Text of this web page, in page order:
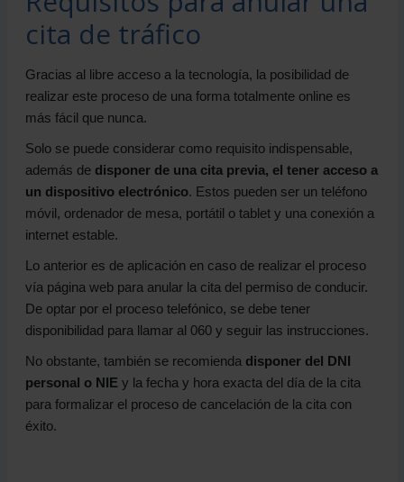
cita de tráfico
Gracias al libre acceso a la tecnología, la posibilidad de
realizar este proceso de una forma totalmente online es
más fácil que nunca.
Solo se puede considerar como requisito indispensable,
además de disponer de una cita previa, el tener acceso a
un dispositivo electrónico. Estos pueden ser un teléfono
móvil, ordenador de mesa, portátil o tablet y una conexión a
internet estable.
Lo anterior es de aplicación en caso de realizar el proceso
vía página web para anular la cita del permiso de conducir.
De optar por el proceso telefónico, se debe tener
disponibilidad para llamar al 060 y seguir las instrucciones.
No obstante, también se recomiendadisponer del DNI
personal o NIEy la fecha y hora exacta del día de la cita
para formalizar el proceso de cancelación de la cita con
éxito.